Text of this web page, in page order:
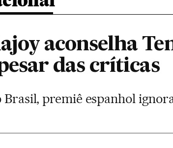
aconselha
das críticas
Brasil, premiê espanhol